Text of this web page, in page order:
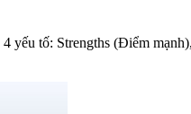
yếu tố: Strengths (Điểm